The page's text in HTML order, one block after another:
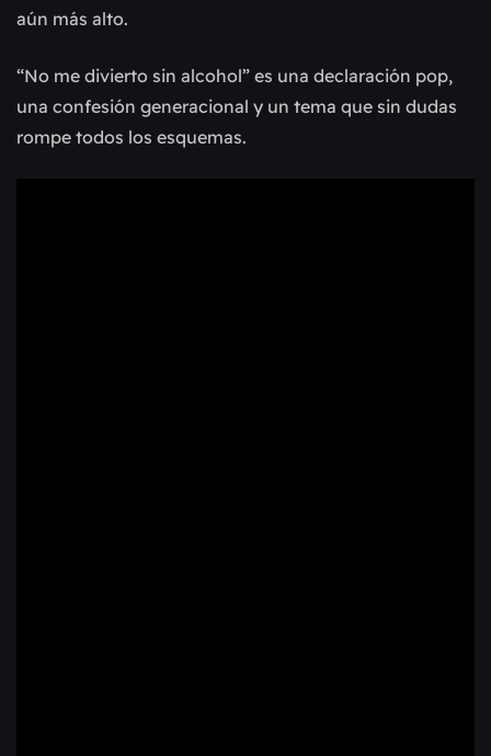
aún más alto.
“No me divierto sin alcohol” es una declaración pop,
una confesión generacional y un tema que sin dudas
rompe todos los esquemas.